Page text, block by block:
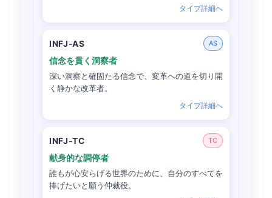
タイプ詳細へ
INFJ-AS AS
信念を貫く洞察者
深い洞察と確固たる信念で、変革への道を切り開
く静かな改革者。
タイプ詳細へ
INFJ-TC TC
献身的な調停者
誰もが心安らげる世界のために、自分のすべてを
捧げたいと願う仲裁役。